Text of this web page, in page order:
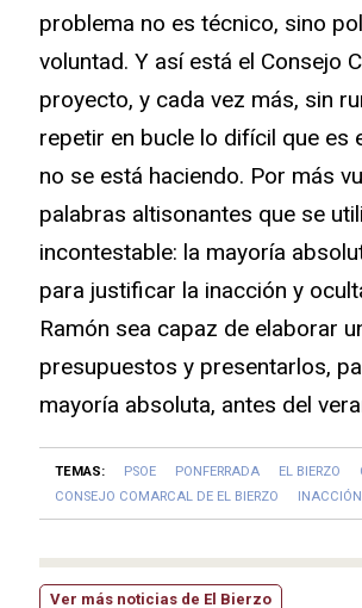
problema no es técnico, sino
voluntad. Y así está el Consejo
proyecto, y cada vez más, sin
repetir en bucle lo difícil que es
no se está haciendo. Por más
palabras altisonantes que se
incontestable: la mayoría
para justificar la inacción y
Ramón sea capaz de elaborar
presupuestos y presentarlos,
mayoría absoluta, antes del
TEMAS: PSOE PONFERRADA EL BIERZO
CONSEJO COMARCAL DE EL BIERZO
INACCIÓN
Ver más noticias de El Bierzo